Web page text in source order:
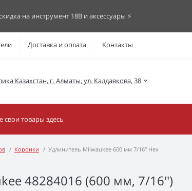
на инструмент 18В и аксессуары ⚡️
Доставка и оплата Контакты
Казахстан, г. Алматы, ул. Калдаякова, 38
Коронки Удлинитель Milwaukee 600 мм 7/16" Нех
48284016 (600 мм, 7/16'')